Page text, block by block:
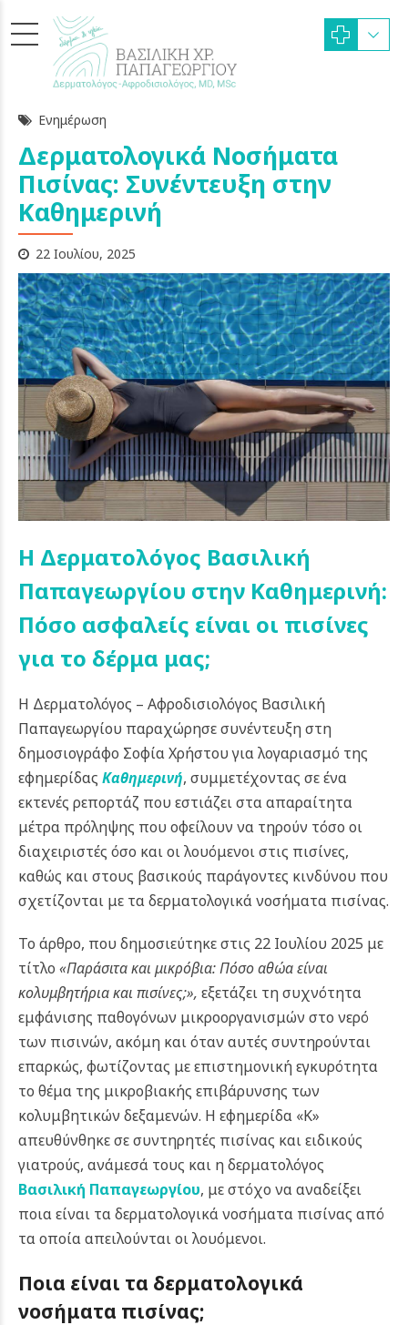
Ενημέρωση
Δερματολογικά Νοσήματα
Πισίνας: Συνέντευξη στην
Καθημερινή
22 Ιουλίου, 2025
Η Δερματολόγος Βασιλική
Παπαγεωργίου στην Καθημερινή:
Πόσο ασφαλείς είναι οι πισίνες
για το δέρμα μας;
Η Δερματολόγος – Αφροδισιολόγος Βασιλική
Παπαγεωργίου παραχώρησε συνέντευξη στη
δημοσιογράφο Σοφία Χρήστου για λογαριασμό της
εφημερίδας Καθημερινή, συμμετέχοντας σε ένα
εκτενές ρεπορτάζ που εστιάζει στα απαραίτητα
μέτρα πρόληψης που οφείλουν να τηρούν τόσο οι
διαχειριστές όσο και οι λουόμενοι στις πισίνες,
καθώς και στους βασικούς παράγοντες κινδύνου που
σχετίζονται με τα δερματολογικά νοσήματα πισίνας.
Το άρθρο, που δημοσιεύτηκε στις 22 Ιουλίου 2025 με
τίτλο «Παράσιτα και μικρόβια: Πόσο αθώα είναι
κολυμβητήρια και πισίνες;», εξετάζει τη συχνότητα
εμφάνισης παθογόνων μικροοργανισμών στο νερό
των πισινών, ακόμη και όταν αυτές συντηρούνται
επαρκώς, φωτίζοντας με επιστημονική εγκυρότητα
το θέμα της μικροβιακής επιβάρυνσης των
κολυμβητικών δεξαμενών. Η εφημερίδα «Κ»
απευθύνθηκε σε συντηρητές πισίνας και ειδικούς
γιατρούς, ανάμεσά τους και η δερματολόγος
Βασιλική Παπαγεωργίου, με στόχο να αναδείξει
ποια είναι τα δερματολογικά νοσήματα πισίνας από
τα οποία απειλούνται οι λουόμενοι.
Ποια είναι τα δερματολογικά
νοσήματα πισίνας;